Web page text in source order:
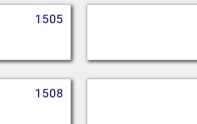
1505
1508